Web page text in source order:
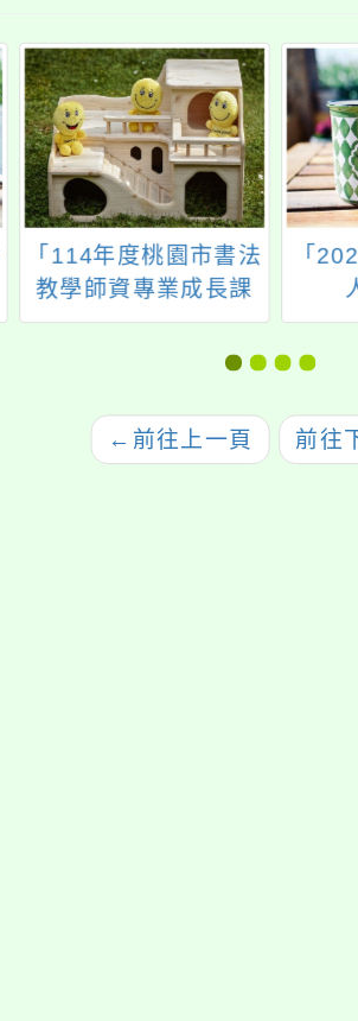
「114年度桃園市書法
教學師資專業成長課
程計畫」工作坊
「
← 前往上一頁 前往